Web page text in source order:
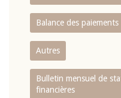
Balance des paiements
Autres
Bulletin mensuel de
financières